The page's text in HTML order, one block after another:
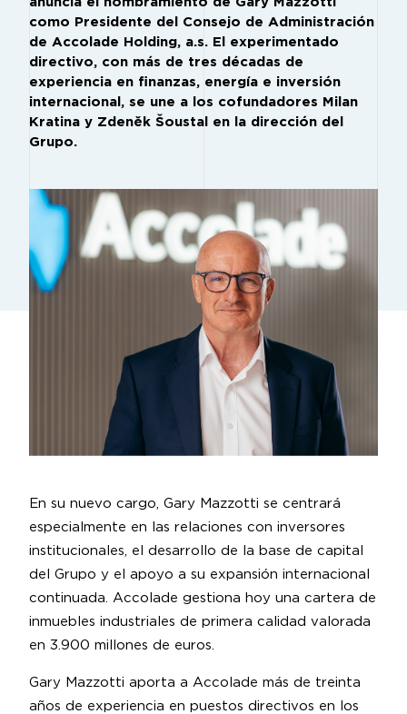
como Presidente del Consejo de Administración
de Accolade Holding, a.s. El experimentado
directivo, con más de tres décadas de
experiencia en finanzas, energía e inversión
internacional, se une a los cofundadores Milan
Kratina y Zdeněk Šoustal en la dirección del
Grupo.
En su nuevo cargo, Gary Mazzotti se centrará
especialmente en las relaciones con inversores
institucionales, el desarrollo de la base de capital
del Grupo y el apoyo a su expansión internacional
continuada. Accolade gestiona hoy una cartera de
inmuebles industriales de primera calidad valorada
en 3.900 millones de euros.
Gary Mazzotti aporta a Accolade más de treinta
años de experiencia en puestos directivos en los